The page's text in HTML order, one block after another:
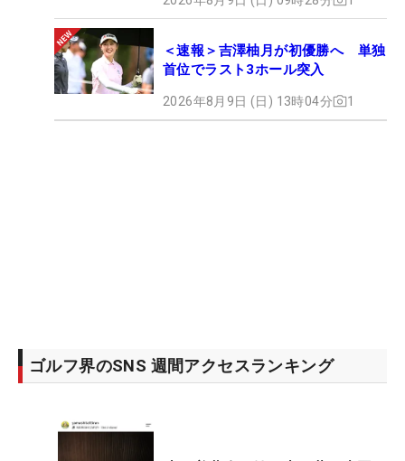
＜速報＞吉澤柚月が初優勝へ 単独
首位でラスト3ホール突入
2026年8月9日 (日) 13時04分 1
ゴルフ界のSNS 週間アクセスランキング